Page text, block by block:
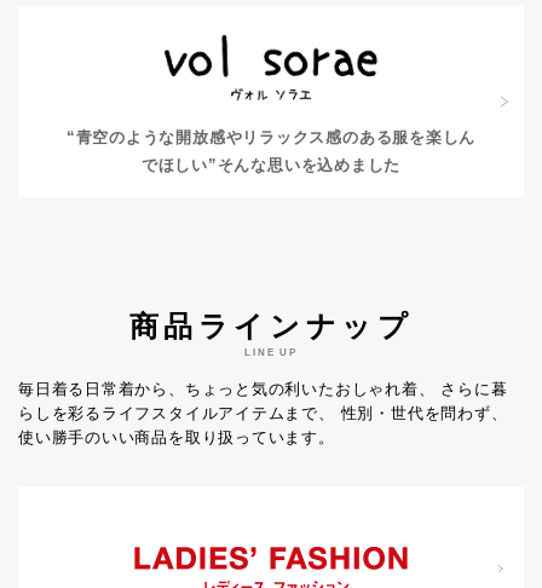
“青空のような開放感やリラックス感のある服を楽しん
でほしい” そんな思いを込めました
商品ラインナップ
LINE UP
毎日着る日常着から、ちょっと気の利いたおしゃれ着、
さらに暮
らしを彩るライフスタイルアイテムまで、
性別・世代を問わず、
使い勝手のいい商品を取り扱っています。